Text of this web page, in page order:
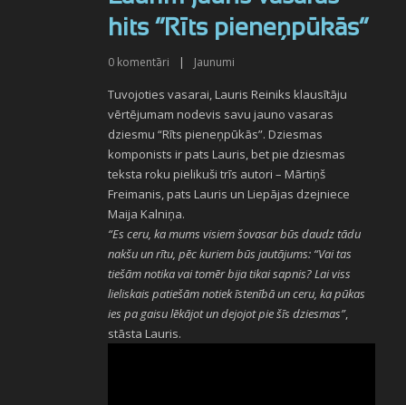
hits “Rīts pieneņpūkās”
0 komentāri | Jaunumi
Tuvojoties vasarai, Lauris Reiniks klausītāju
vērtējumam nodevis savu jauno vasaras
dziesmu “Rīts pieneņpūkās”. Dziesmas
komponists ir pats Lauris, bet pie dziesmas
teksta roku pielikuši trīs autori – Mārtiņš
Freimanis, pats Lauris un Liepājas dzejniece
Maija Kalniņa.
“Es ceru, ka mums visiem šovasar būs daudz tādu
nakšu un rītu, pēc kuriem būs jautājums: “Vai tas
tiešām notika vai tomēr bija tikai sapnis? Lai viss
lieliskais patiešām notiek īstenībā un ceru, ka pūkas
ies pa gaisu lēkājot un dejojot pie šīs dziesmas”,
stāsta Lauris.